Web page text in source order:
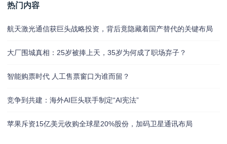
热门内容
航天激光通信获巨头战略投资，背后竟隐藏着国产替代的关键布局
大厂围城真相：25岁被捧上天，35岁为何成了职场弃子？
智能购票时代 人工售票窗口为谁而留？
竞争到共建：海外AI巨头联手制定“AI宪法”
苹果斥资15亿美元收购全球星20%股份，加码卫星通讯布局